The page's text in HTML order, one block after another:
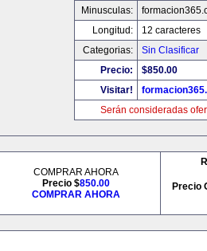
Minusculas:
Longitud:
12 caracteres
Categorias:
Sin Clasificar
Precio:
$850.00
Visitar!
Serán consideradas
COMPRAR AHORA
Precio $850.00
COMPRAR AHORA
Precio